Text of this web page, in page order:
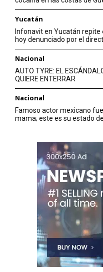
Yucatán
Infonavit en Yucatán
hoy denunciado por el
Nacional
AUTO TYRE: EL
QUIERE ENTERRAR
Nacional
Famoso actor mexicano
mama; este es su estado